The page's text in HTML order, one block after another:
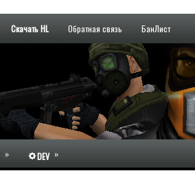
Скачать HL Обратная связь БанЛист
» DEV »